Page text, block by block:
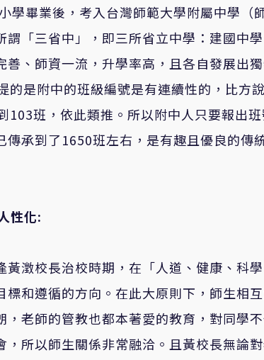
學畢業後，考入台灣師範大學附屬中學（
謂「三省中」，即三所省立中學：建國中
善、師資一流，升學率高，且各自發展出
的是附中的班級編號是有連續性的，比方
103班，依此類推。所以附中人只要報出
傳承到了1650班左右，是有趣且優良的傳
性化:
黃澂校長治校時期，在「人道、健康、科
標和遵循的方向。在此大原則下，師生相
，老師的管教也都本著愛的教育，對同學
，所以師生關係非常融洽。且黃校長無論